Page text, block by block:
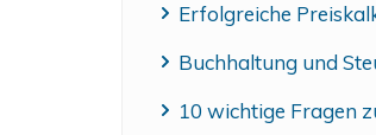
Erfolgreiche
Buchhaltung und
10 wichtige Fragen